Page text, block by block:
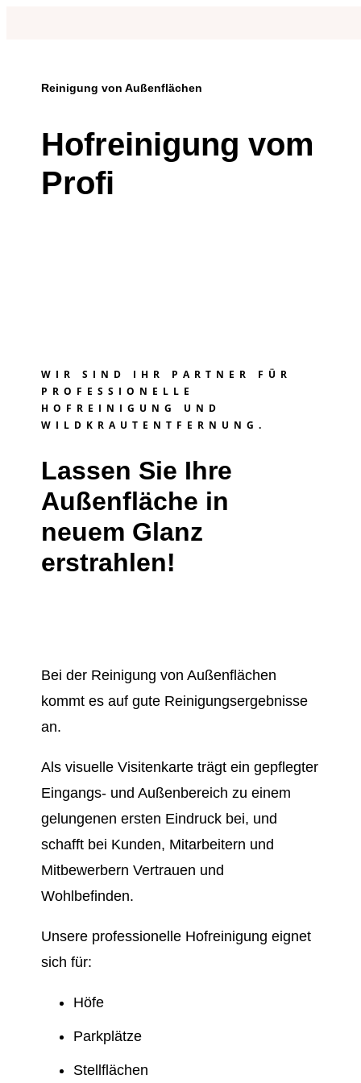
Reinigung von Außenflächen
Hofreinigung vom
Profi
WIR SIND IHR PARTNER FÜR
PROFESSIONELLE
HOFREINIGUNG UND
WILDKRAUTENTFERNUNG.
Lassen Sie Ihre
Außenfläche in
neuem Glanz
erstrahlen!
Bei der Reinigung von Außenflächen
kommt es auf gute Reinigungsergebnisse
an.
Als visuelle Visitenkarte trägt ein gepflegter
Eingangs- und Außenbereich zu einem
gelungenen ersten Eindruck bei, und
schafft bei Kunden, Mitarbeitern und
Mitbewerbern Vertrauen und
Wohlbefinden.
Unsere professionelle Hofreinigung eignet
sich für:
Höfe
Parkplätze
Stellflächen